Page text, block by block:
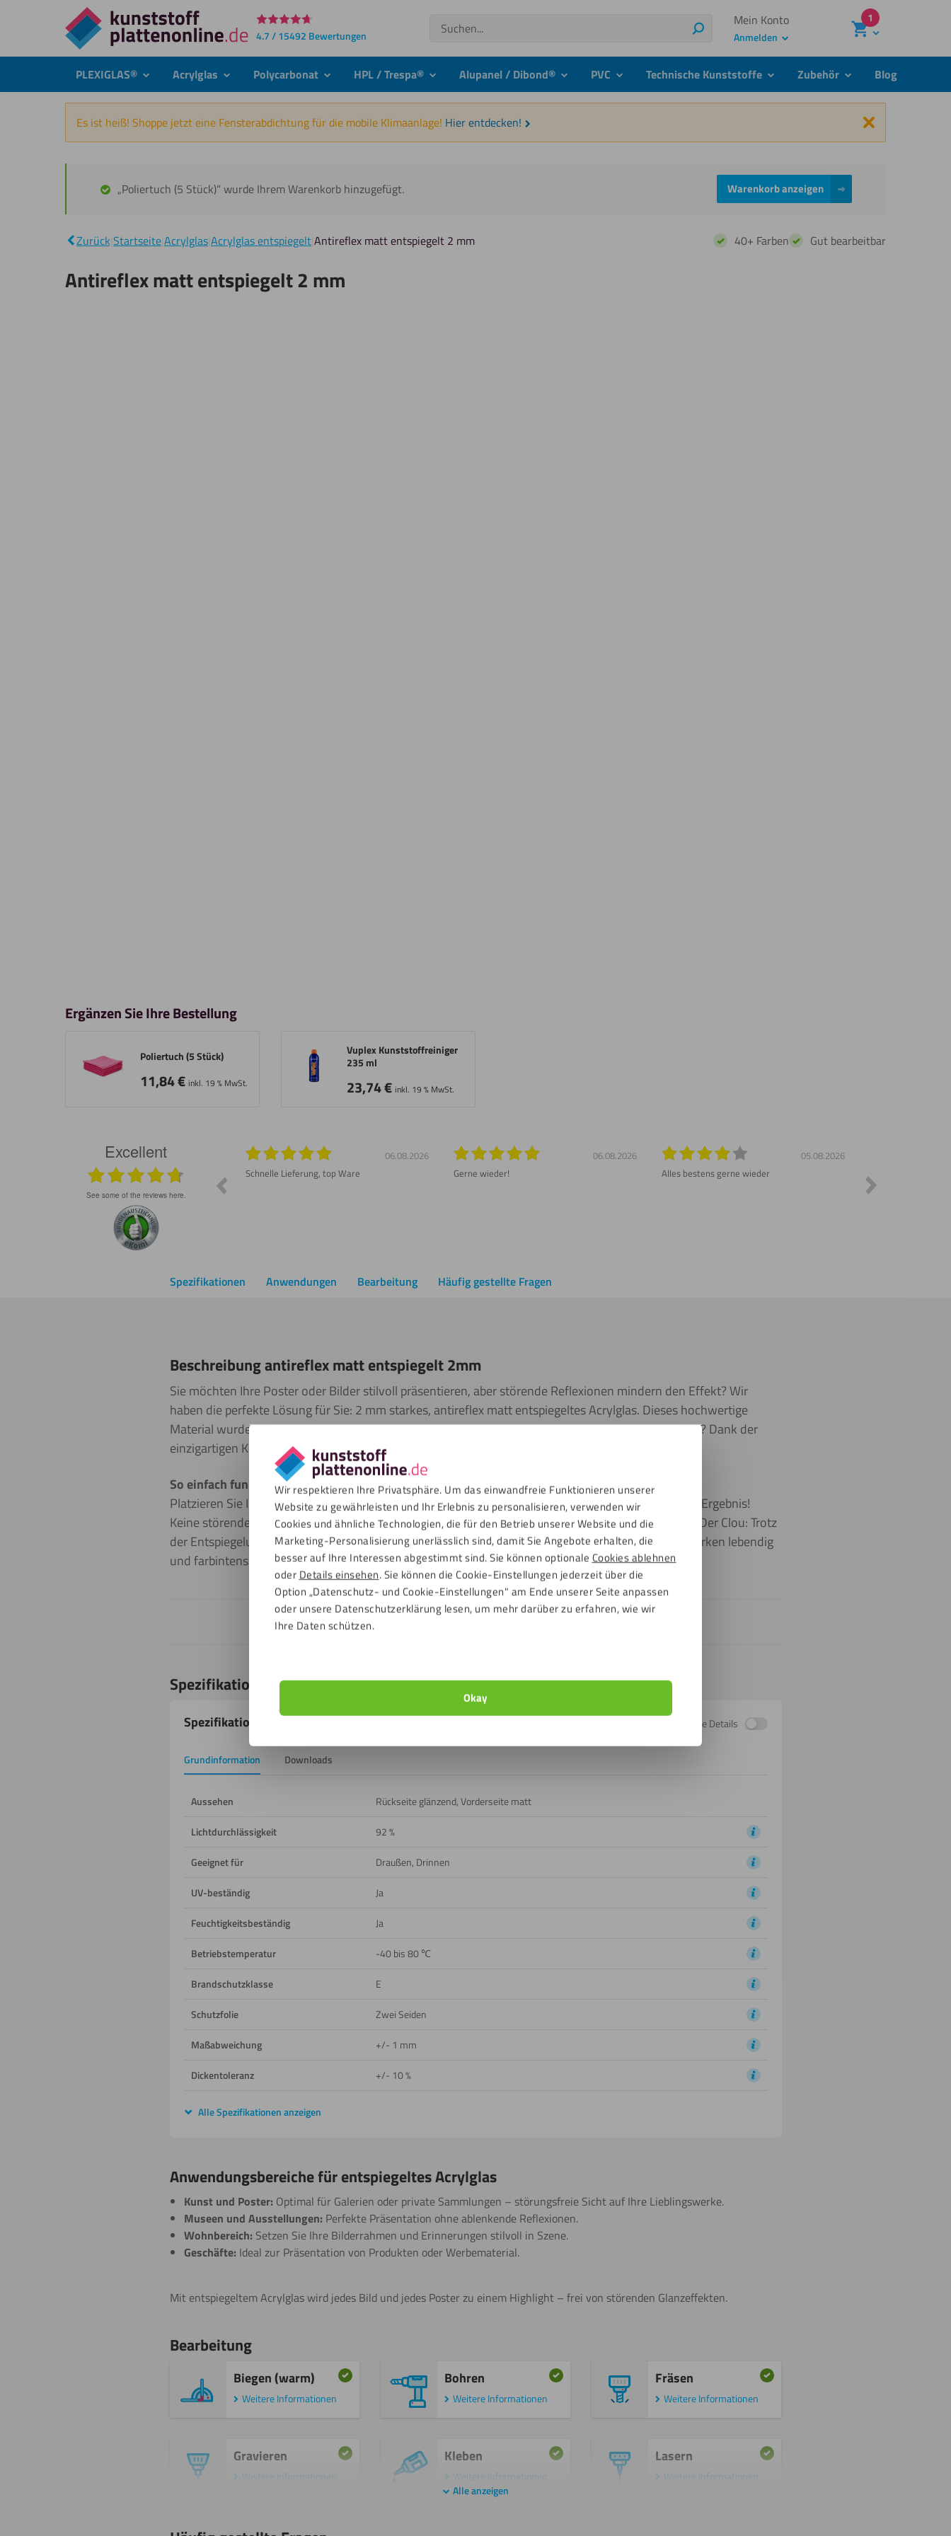
Wir respektieren Ihre Privatsphäre. Um das einwandfreie Funktionieren unserer
Website zu gewährleisten und Ihr Erlebnis zu personalisieren, verwenden wir
Cookies und ähnliche Technologien, die für den Betrieb unserer Website und die
Marketing-Personalisierung unerlässlich sind, damit Sie Angebote erhalten, die
besser auf Ihre Interessen abgestimmt sind. Sie können optionaleCookies ablehnen
oderDetails einsehen. Sie können die Cookie-Einstellungen jederzeit über die
Option „Datenschutz- und Cookie-Einstellungen" am Ende unserer Seite anpassen
oder unsere Datenschutzerklärung lesen, um mehr darüber zu erfahren, wie wir
Ihre Daten schützen.
Okay
Direkt
zum
4.7 / 15492 Bewertungen
Suchen
Suchen
Mein Konto
Anmelden
1
PLEXIGLAS® submenuAcrylglas submenuPolycarbonat submenuHPL / Trespa® submenuAlupanel / Dibond® submenuPVC submenuTechnische Kunststoffe submenuZubehör submenuBlog
Es ist heiß! Shoppe jetzt eine Fensterabdichtung für die mobile Klimaanlage! Hier entdecken! Schließen
„Poliertuch (5 Stück)“ wurde Ihrem Warenkorb hinzugefügt. Warenkorb anzeigen
Zurück StartseiteAcrylglasAcrylglas entspiegeltAntireflex matt entspiegelt 2 mm 40+ Farben Gut bearbeitbar
Antireflex matt entspiegelt 2 mm
Ergänzen Sie Ihre Bestellung
Poliertuch (5 Stück)
11,84€ inkl. 19 % MwSt.
Vuplex Kunststoffreiniger
235 ml
23,74€ inkl. 19 % MwSt.
Excellent
see some of the reviews here.
Prompte Lieferung Material war wie
besprochen gut Lässt sich schneiden und
06.08.2026
Schnelle Lieferung, top Ware
06.08.2026
Gerne wieder!
05.08.2026
Alles bestens gerne wieder
Spezifikationen Anwendungen Bearbeitung Häufig gestellte Fragen
Beschreibung antireflex matt entspiegelt 2mm
Sie möchten Ihre Poster oder Bilder stilvoll präsentieren, aber störende Reflexionen mindern den Effekt? Wir
haben die perfekte Lösung für Sie: 2 mm starkes, antireflex matt entspiegeltes Acrylglas. Dieses hochwertige
Material wurde speziell entwickelt, um Lichtreflexionen deutlich zu reduzieren. Wie funktioniert das? Dank der
einzigartigen Kombination aus einer matten und einer glänzenden Seite.
So einfach funktioniert’s:
Platzieren Sie Ihr Bild direkt auf der glänzenden Seite – und schon genießen Sie ein reflexionsfreies Ergebnis!
Keine störenden Spiegelungen, sondern kristallklare Bilder, die Ihre Motive perfekt in Szene setzen. Der Clou: Trotz
der Entspiegelung bleibt die Lichtdurchlässigkeit mit 92 % nahezu vollständig erhalten. Ihre Bilder wirken lebendig
und farbintensiv wie nie zuvor.
Leicht und robust
Spezifikationen
Spezifikationen Zeige Details
Grundinformation Downloads
Aussehen Rückseite glänzend, Vorderseite matt
Lichtdurchlässigkeit 92 %
Geeignet für Draußen, Drinnen
UV-beständig Ja
Feuchtigkeitsbeständig Ja
Betriebstemperatur -40 bis 80 ℃
Brandschutzklasse E
Schutzfolie Zwei Seiden
Maßabweichung +/- 1 mm
Dickentoleranz +/- 10 %
Alle Spezifikationen anzeigen
Anwendungsbereiche für entspiegeltes Acrylglas
Kunst und Poster: Optimal für Galerien oder private Sammlungen – störungsfreie Sicht auf Ihre Lieblingswerke.
Museen und Ausstellungen: Perfekte Präsentation ohne ablenkende Reflexionen.
Wohnbereich: Setzen Sie Ihre Bilderrahmen und Erinnerungen stilvoll in Szene.
Geschäfte: Ideal zur Präsentation von Produkten oder Werbematerial.
Mit entspiegeltem Acrylglas wird jedes Bild und jedes Poster zu einem Highlight – frei von störenden Glanzeffekten.
Bearbeitung
Biegen (warm)
Weitere Informationen
Bohren
Weitere Informationen
Fräsen
Weitere Informationen
Gravieren
Weitere Informationen
Kleben
Weitere Informationen
Lasern
Weitere Informationen
Alle anzeigen